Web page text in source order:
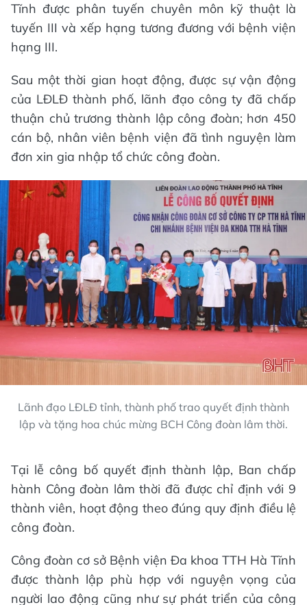
Tĩnh được phân tuyến chuyên môn kỹ thuật là
tuyến III và xếp hạng tương đương với bệnh viện
hạng III.
Sau một thời gian hoạt động, được sự vận động
của LĐLĐ thành phố, lãnh đạo công ty đã chấp
thuận chủ trương thành lập công đoàn; hơn 450
cán bộ, nhân viên bệnh viện đã tình nguyện làm
đơn xin gia nhập tổ chức công đoàn.
Lãnh đạo LĐLĐ tỉnh, thành phố trao quyết định thành
lập và tặng hoa chúc mừng BCH Công đoàn lâm thời.
Tại lễ công bố quyết định thành lập, Ban chấp
hành Công đoàn lâm thời đã được chỉ định với 9
thành viên, hoạt động theo đúng quy định điều lệ
công đoàn.
Công đoàn cơ sở Bệnh viện Đa khoa TTH Hà Tĩnh
được thành lập phù hợp với nguyện vọng của
người lao động cũng như sự phát triển của công